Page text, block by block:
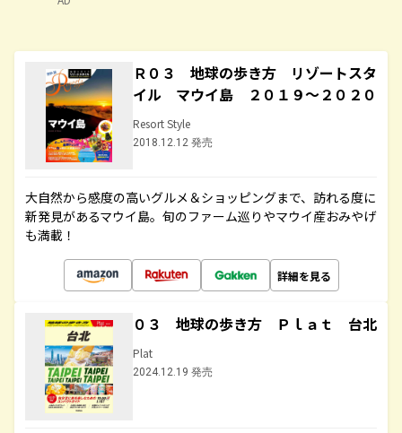
Ｒ０３ 地球の歩き方 リゾートスタ
イル マウイ島 ２０１９～２０２０
Resort Style
2018.12.12 発売
大自然から感度の高いグルメ＆ショッピングまで、訪れる度に
新発見があるマウイ島。旬のファーム巡りやマウイ産おみやげ
も満載！
詳細を見る
０３ 地球の歩き方 Ｐｌａｔ 台北
Plat
2024.12.19 発売